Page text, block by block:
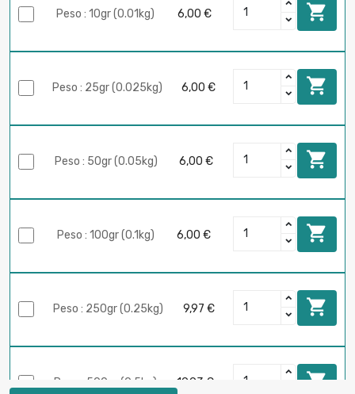
Peso : 10gr (0.01kg) 6,00 € 
Peso : 25gr (0.025kg) 6,00 € 
Peso : 50gr (0.05kg) 6,00 € 
Peso : 100gr (0.1kg) 6,00 € 
Peso : 250gr (0.25kg) 9,97 € 
Peso : 500gr (0.5kg) 19,93 € 